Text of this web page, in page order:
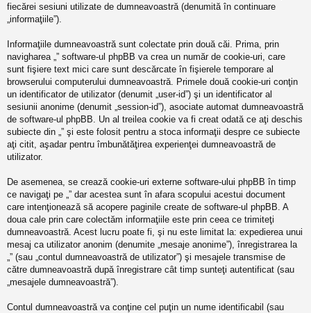
fiecărei sesiuni utilizate de dumneavoastră (denumită în continuare
„informaţiile”).
Informaţiile dumneavoastră sunt colectate prin două căi. Prima, prin
navigharea „” software-ul phpBB va crea un număr de cookie-uri, care
sunt fişiere text mici care sunt descărcate în fişierele temporare al
browserului computerului dumneavoastră. Primele două cookie-uri conţin
un identificator de utilizator (denumit „user-id”) şi un identificator al
sesiunii anonime (denumit „session-id”), asociate automat dumneavoastră
de software-ul phpBB. Un al treilea cookie va fi creat odată ce aţi deschis
subiecte din „” şi este folosit pentru a stoca informaţii despre ce subiecte
aţi citit, aşadar pentru îmbunătăţirea experienţei dumneavoastră de
utilizator.
De asemenea, se crează cookie-uri externe software-ului phpBB în timp
ce navigaţi pe „” dar acestea sunt în afara scopului acestui document
care intenţionează să acopere paginile create de software-ul phpBB. A
doua cale prin care colectăm informaţiile este prin ceea ce trimiteţi
dumneavoastră. Acest lucru poate fi, şi nu este limitat la: expedierea unui
mesaj ca utilizator anonim (denumite „mesaje anonime”), înregistrarea la
„” (sau „contul dumneavoastră de utilizator”) şi mesajele transmise de
către dumneavoastră după înregistrare cât timp sunteţi autentificat (sau
„mesajele dumneavoastră”).
Contul dumneavoastră va conţine cel puţin un nume identificabil (sau